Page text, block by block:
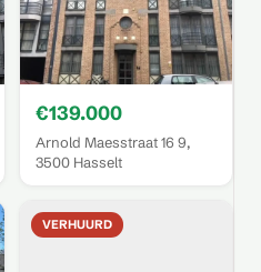
€139.000
Arnold Maesstraat 16 9,
3500 Hasselt
VERHUURD